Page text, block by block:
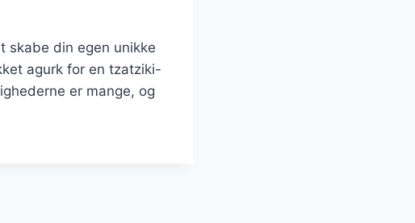
skabe din egen unikke
agurk for en tzatziki-
er mange, og